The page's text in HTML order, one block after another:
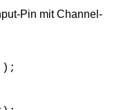
Pin mit Channel-